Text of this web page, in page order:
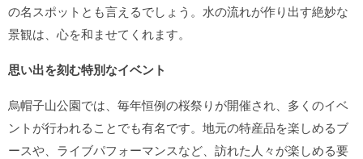
の名スポットとも言えるでしょう。水の流れが作り出す絶妙な
景観は、心を和ませてくれます。
思い出を刻む特別なイベント
烏帽子山公園では、毎年恒例の桜祭りが開催され、多くのイベ
ントが行われることでも有名です。地元の特産品を楽しめるブ
ースや、ライブパフォーマンスなど、訪れた人々が楽しめる要